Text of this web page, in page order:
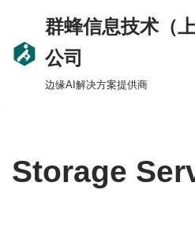
Skip
to
content
群蜂信息技术（
公司
边缘AI解决方案提供商
Storage